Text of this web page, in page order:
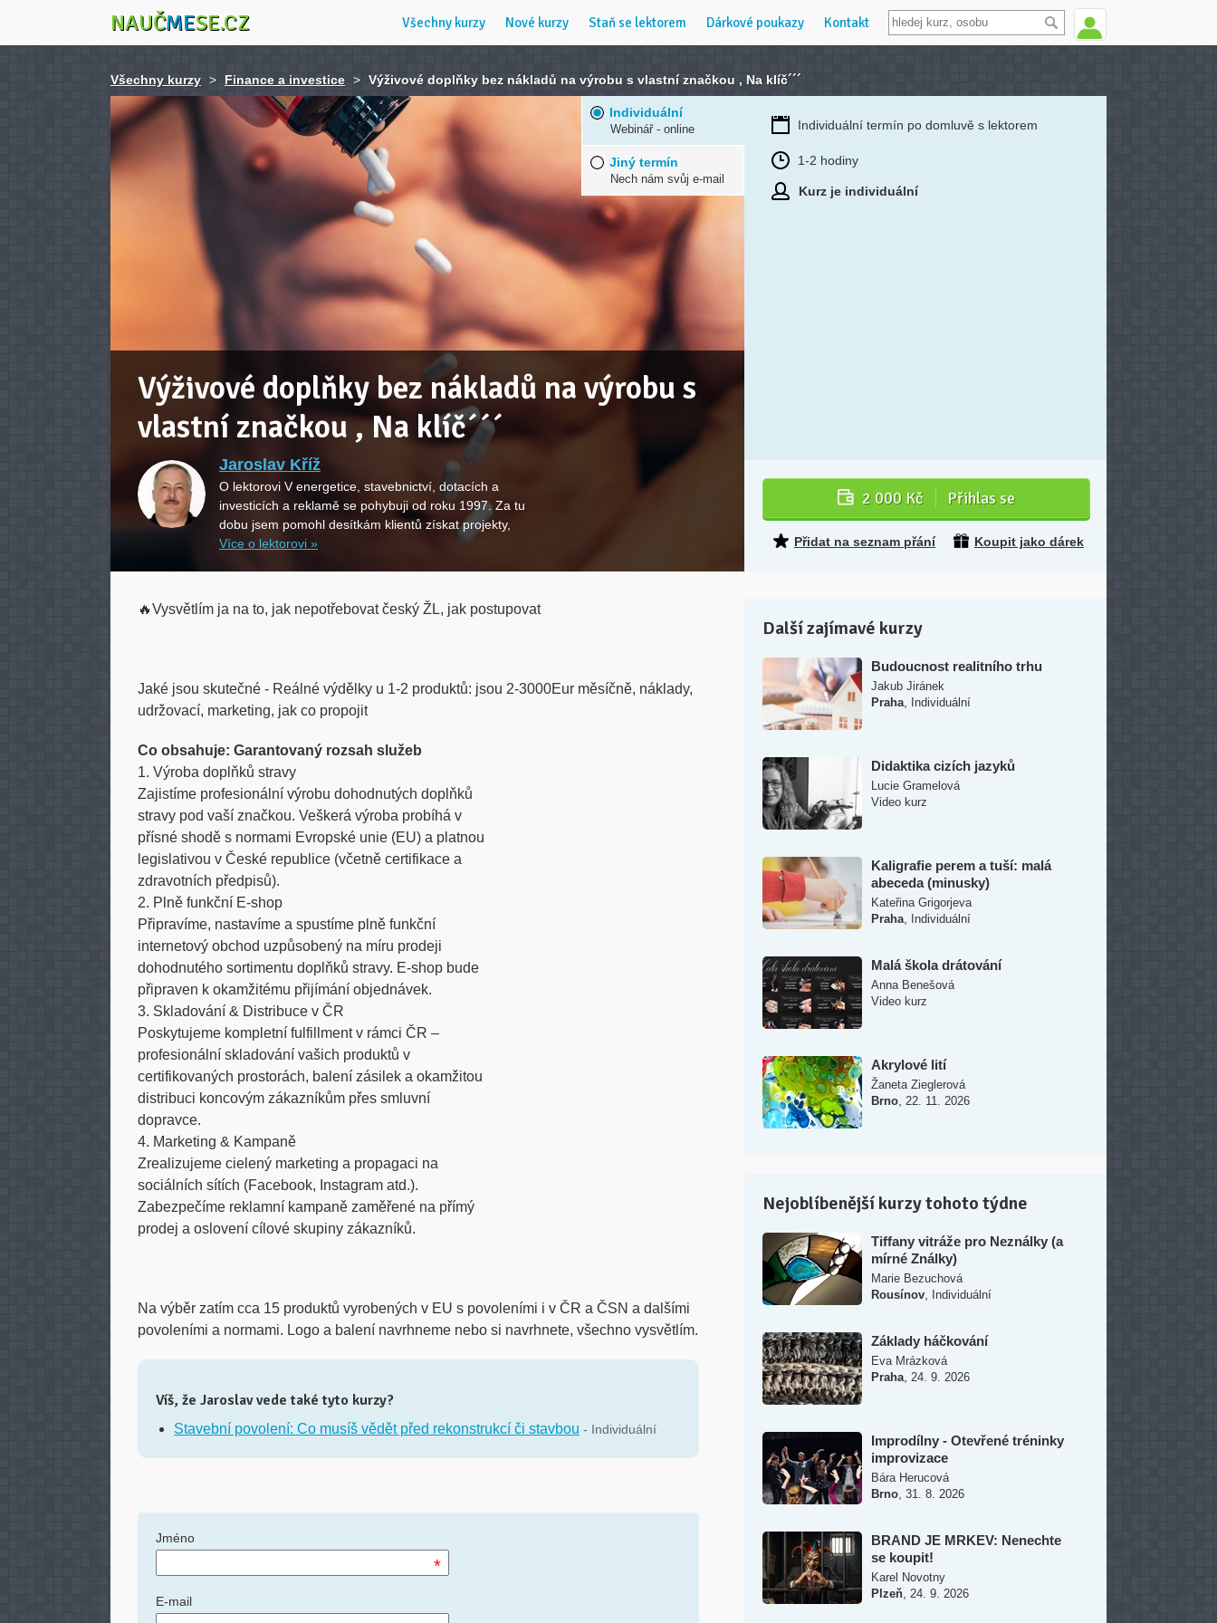
NAUČMESE.CZ Všechny kurzy Nové kurzy Staň se lektorem Dárkové poukazy Kontakt
Všechny kurzy > Finance a investice > Výživové doplňky bez nákladů na výrobu s vlastní značkou , Na klíč´´´
Výživové doplňky bez nákladů na výrobu s
vlastní značkou , Na klíč´´´
Jaroslav Kříž
O lektorovi V energetice, stavebnictví, dotacích a
investicích a reklamě se pohybuji od roku 1997. Za tu
dobu jsem pomohl desítkám klientů získat projekty,
Více o lektorovi »
Individuální
Webinář - online
Jiný termín
Nech nám svůj e-mail
Individuální termín po domluvě s lektorem
1-2 hodiny
Kurz je individuální
2 000 Kč Přihlas se
Přidat na seznam přání Koupit jako dárek
🔥Vysvětlím ja na to, jak nepotřebovat český ŽL, jak postupovat
Jaké jsou skutečné - Reálné výdělky u 1-2 produktů: jsou 2-3000Eur měsíčně, náklady,
udržovací, marketing, jak co propojit
Co obsahuje: Garantovaný rozsah služeb
1. Výroba doplňků stravy
Zajistíme profesionální výrobu dohodnutých doplňků
stravy pod vaší značkou. Veškerá výroba probíhá v
přísné shodě s normami Evropské unie (EU) a platnou
legislativou v České republice (včetně certifikace a
zdravotních předpisů).
2. Plně funkční E-shop
Připravíme, nastavíme a spustíme plně funkční
internetový obchod uzpůsobený na míru prodeji
dohodnutého sortimentu doplňků stravy. E-shop bude
připraven k okamžitému přijímání objednávek.
3. Skladování & Distribuce v ČR
Poskytujeme kompletní fulfillment v rámci ČR –
profesionální skladování vašich produktů v
certifikovaných prostorách, balení zásilek a okamžitou
distribuci koncovým zákazníkům přes smluvní
dopravce.
4. Marketing & Kampaně
Zrealizujeme cielený marketing a propagaci na
sociálních sítích (Facebook, Instagram atd.).
Zabezpečíme reklamní kampaně zaměřené na přímý
prodej a oslovení cílové skupiny zákazníků.
Na výběr zatím cca 15 produktů vyrobených v EU s povoleními i v ČR a ČSN a dalšími
povoleními a normami. Logo a balení navrhneme nebo si navrhnete, všechno vysvětlím.
Víš, že Jaroslav vede také tyto kurzy?
Stavební povolení: Co musíš vědět před rekonstrukcí či stavbou - Individuální
Jméno
*
E-mail
Další zajímavé kurzy
Budoucnost realitního trhu
Jakub Jiránek
Praha
Individuální
Didaktika cizích jazyků
Lucie Gramelová
Video kurz
Kaligrafie perem a tuší: malá
abeceda (minusky)
Kateřina Grigorjeva
Praha
Individuální
Malá škola drátování
Anna Benešová
Video kurz
Akrylové lití
Žaneta Zieglerová
Brno 22. 11. 2026
Nejoblíbenější kurzy tohoto týdne
Tiffany vitráže pro Neználky (a
mírné Ználky)
Marie Bezuchová
Rousínov
Individuální
Základy háčkování
Eva Mrázková
Praha 24. 9. 2026
Improdílny - Otevřené tréninky
improvizace
Bára Herucová
Brno 31. 8. 2026
BRAND JE MRKEV: Nenechte
se koupit!
Karel Novotny
Plzeň 24. 9. 2026